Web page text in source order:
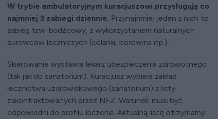
W trybie ambulatoryjnym kuracjuszowi przysługują co
najmniej 3 zabiegi dziennie. Przynajmniej jeden z nich to
zabieg tzw. bodźcowy, z wykorzystaniem naturalnych
surowców leczniczych (solanki, borowina itp.).
Skierowanie wystawia lekarz ubezpieczenia zdrowotnego
(tak jak do sanatorium). Kuracjusz wybiera zakład
lecznictwa uzdrowiskowego (sanatorium) z listy
zakontraktowanych przez NFZ. Warunek: musi być
odpowiedni do profilu leczenia. Aktualną listę otrzymamy